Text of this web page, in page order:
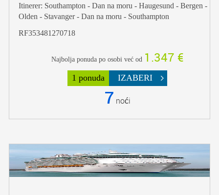
7 noći
Itinerer: Southampton - Dan na moru - Haugesund - Bergen -
Olden - Stavanger - Dan na moru - Southampton
RF353481270718
Najbolja ponuda po osobi već od 1.347 €
1 ponuda IZABERI